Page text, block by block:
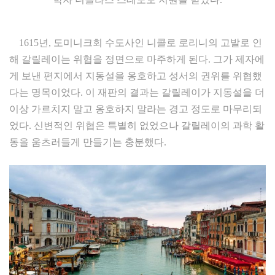
1615년, 도미니크회 수도사인 니콜로 로리니의 고발로 인
해 갈릴레이는 위협을 정면으로 마주하게 된다. 그가 제자에
게 보낸 편지에서 지동설을 옹호하고 성서의 권위를 위협했
다는 명목이었다. 이 재판의 결과는 갈릴레이가 지동설을 더
이상 가르치지 말고 옹호하지 말라는 경고 정도로 마무리되
었다. 신변적인 위협은 특별히 없었으나 갈릴레이의 과학 활
동을 움츠러들게 만들기는 충분했다.